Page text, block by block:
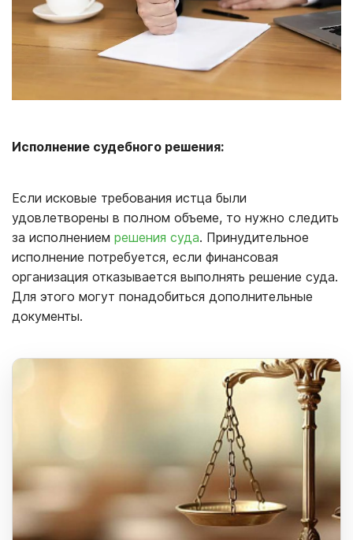
Исполнение судебного решения:
Если исковые требования истца были
удовлетворены в полном объеме, то нужно следить
за исполнением решения суда. Принудительное
исполнение потребуется, если финансовая
организация отказывается выполнять решение суда.
Для этого могут понадобиться дополнительные
документы.